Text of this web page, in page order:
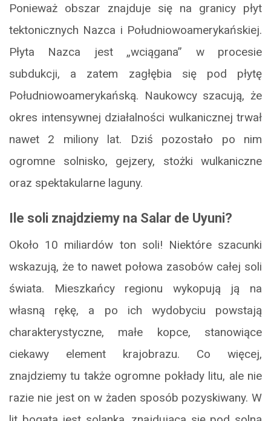
Ponieważ obszar znajduje się na granicy płyt
tektonicznych Nazca i Południowoamerykańskiej.
Płyta Nazca jest „wciągana” w procesie
subdukcji, a zatem zagłębia się pod płytę
Południowoamerykańską. Naukowcy szacują, że
okres intensywnej działalności wulkanicznej trwał
nawet 2 miliony lat. Dziś pozostało po nim
ogromne solnisko, gejzery, stożki wulkaniczne
oraz spektakularne laguny.
Ile soli znajdziemy na Salar de Uyuni?
Około 10 miliardów ton soli! Niektóre szacunki
wskazują, że to nawet połowa zasobów całej soli
świata. Mieszkańcy regionu wykopują ją na
własną rękę, a po ich wydobyciu powstają
charakterystyczne, małe kopce, stanowiące
ciekawy element krajobrazu. Co więcej,
znajdziemy tu także ogromne pokłady litu, ale nie
razie nie jest on w żaden sposób pozyskiwany. W